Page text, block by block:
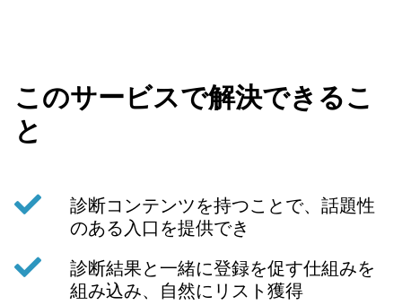
このサービスで解決できるこ
と
診断コンテンツを持つことで、話題性
のある入口を提供でき
診断結果と一緒に登録を促す仕組みを
組み込み、自然にリスト獲得